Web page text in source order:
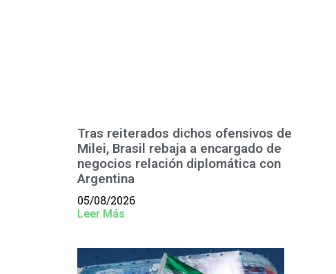
Tras reiterados dichos ofensivos de
Milei, Brasil rebaja a encargado de
negocios relación diplomática con
Argentina
05/08/2026
Leer Más